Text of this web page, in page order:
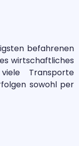
befahrenen
wirtschaftliches
Transporte
sowohl per